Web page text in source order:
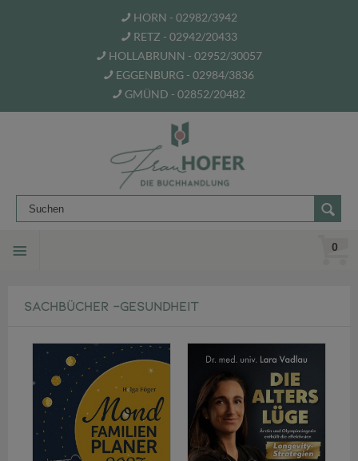
HORN - 02982/3942
RETZ - 02942/20433
HOLLABRUNN - 02952/30057
EGGENBURG - 02984/3836
GMÜND - 02852/20482
0
SACHBÜCHER -GESUNDHEIT